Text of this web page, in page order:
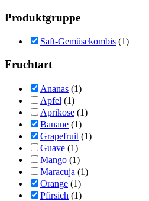
Produktgruppe
Saft-Gemüsekombis (1)
Fruchtart
Ananas (1)
Apfel (1)
Aprikose (1)
Banane (1)
Grapefruit (1)
Guave (1)
Mango (1)
Maracuja (1)
Orange (1)
Pfirsich (1)